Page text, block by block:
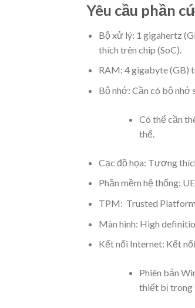
Yêu cầu phần
Bộ xử lý: 1 gigahertz
thích trên chip (SoC).
RAM: 4 gigabyte (GB)
Bộ nhớ: Cần có bộ
Có thể cần
thể.
Cạc đồ họa: Tương
Phần mềm hệ thống:
TPM: Trusted
Màn hình: High
Kết nối Internet: Kết
Phiên bản
thiết bị trong